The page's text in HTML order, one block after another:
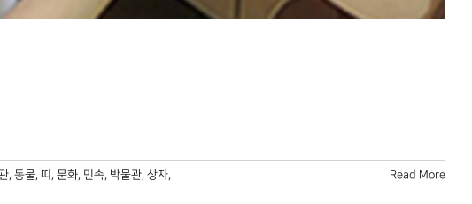
, 동물, 띠 , 문화, 민속, 박물관, 상자,
Read More